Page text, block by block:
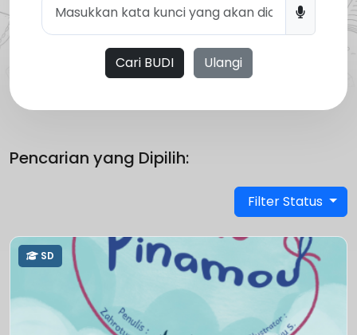
Cari BUDI Ulangi
Pencarian yang Dipilih:
Filter Status
SD